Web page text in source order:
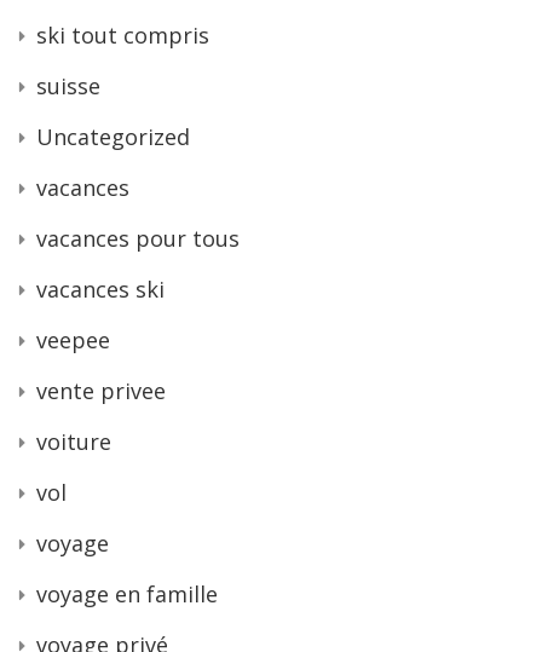
ski tout compris
suisse
Uncategorized
vacances
vacances pour tous
vacances ski
veepee
vente privee
voiture
vol
voyage
voyage en famille
voyage privé